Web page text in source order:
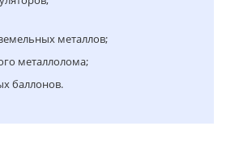
металлов;
металлолома;
баллонов.